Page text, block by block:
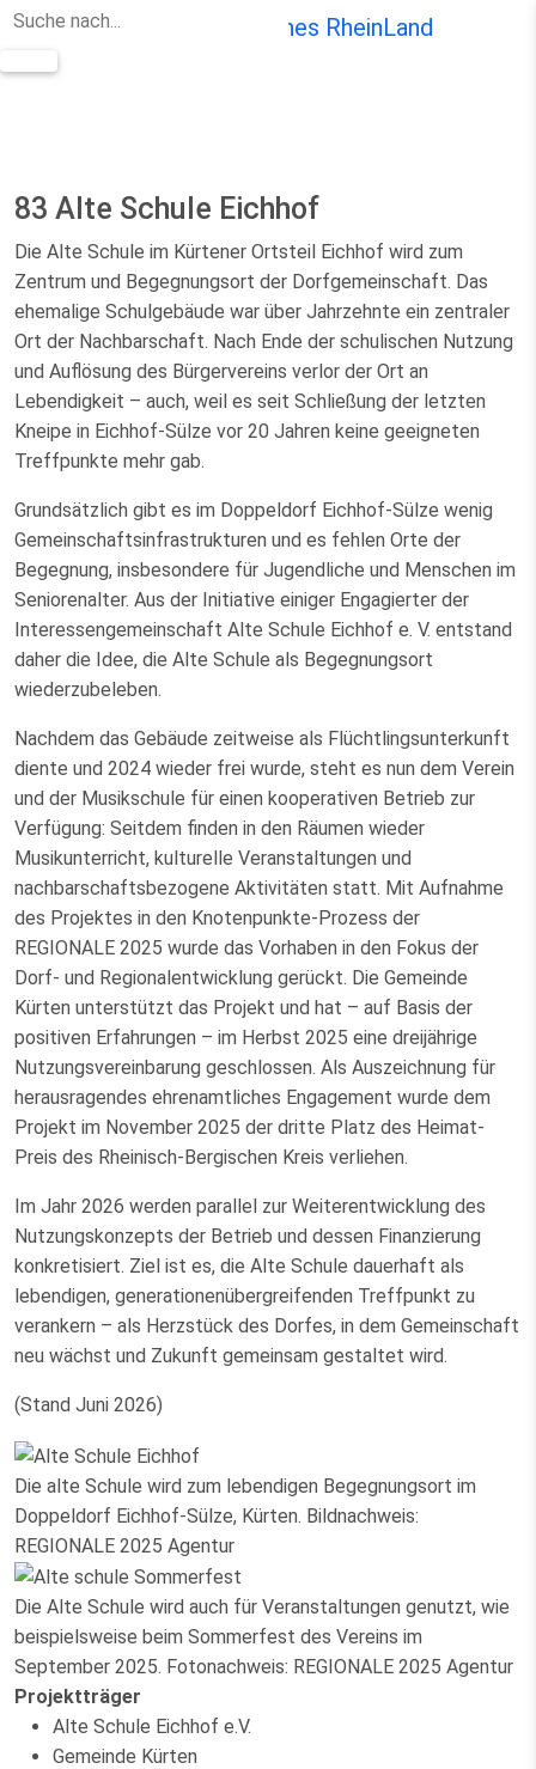
Zum Hauptinhalt springen
83 Alte Schule Eichhof
Die Alte Schule im Kürtener Ortsteil Eichhof wird zum
Zentrum und Begegnungsort der Dorfgemeinschaft. Das
ehemalige Schulgebäude war über Jahrzehnte ein zentraler
Ort der Nachbarschaft. Nach Ende der schulischen Nutzung
und Auflösung des Bürgervereins verlor der Ort an
Lebendigkeit – auch, weil es seit Schließung der letzten
Kneipe in Eichhof-Sülze vor 20 Jahren keine geeigneten
Treffpunkte mehr gab.
Grundsätzlich gibt es im Doppeldorf Eichhof-Sülze wenig
Gemeinschaftsinfrastrukturen und es fehlen Orte der
Begegnung, insbesondere für Jugendliche und Menschen im
Seniorenalter. Aus der Initiative einiger Engagierter der
Interessengemeinschaft Alte Schule Eichhof e. V. entstand
daher die Idee, die Alte Schule als Begegnungsort
wiederzubeleben.
Nachdem das Gebäude zeitweise als Flüchtlingsunterkunft
diente und 2024 wieder frei wurde, steht es nun dem Verein
und der Musikschule für einen kooperativen Betrieb zur
Verfügung: Seitdem finden in den Räumen wieder
Musikunterricht, kulturelle Veranstaltungen und
nachbarschaftsbezogene Aktivitäten statt. Mit Aufnahme
des Projektes in den Knotenpunkte-Prozess der
REGIONALE 2025 wurde das Vorhaben in den Fokus der
Dorf- und Regionalentwicklung gerückt. Die Gemeinde
Kürten unterstützt das Projekt und hat – auf Basis der
positiven Erfahrungen – im Herbst 2025 eine dreijährige
Nutzungsvereinbarung geschlossen. Als Auszeichnung für
herausragendes ehrenamtliches Engagement wurde dem
Projekt im November 2025 der dritte Platz des Heimat-
Preis des Rheinisch-Bergischen Kreis verliehen.
Im Jahr 2026 werden parallel zur Weiterentwicklung des
Nutzungskonzepts der Betrieb und dessen Finanzierung
konkretisiert. Ziel ist es, die Alte Schule dauerhaft als
lebendigen, generationenübergreifenden Treffpunkt zu
verankern – als Herzstück des Dorfes, in dem Gemeinschaft
neu wächst und Zukunft gemeinsam gestaltet wird.
(Stand Juni 2026)
Die alte Schule wird zum lebendigen Begegnungsort im
Doppeldorf Eichhof-Sülze, Kürten. Bildnachweis:
REGIONALE 2025 Agentur
Die Alte Schule wird auch für Veranstaltungen genutzt, wie
beispielsweise beim Sommerfest des Vereins im
September 2025. Fotonachweis: REGIONALE 2025 Agentur
Projektträger
Alte Schule Eichhof e.V.
Gemeinde Kürten